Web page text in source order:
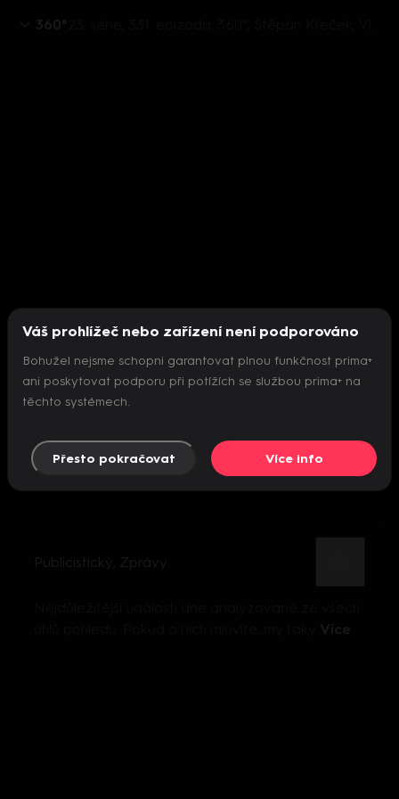
360°
Nepodařilo se inicializovat přehrávač
Publicistický Zprávy
Více
Váš prohlížeč nebo zařízení není podporováno
Bohužel nejsme schopni garantovat plnou funkčnost prima+
ani poskytovat podporu při potížích se službou prima+ na
těchto systémech.
Přesto pokračovat Více info